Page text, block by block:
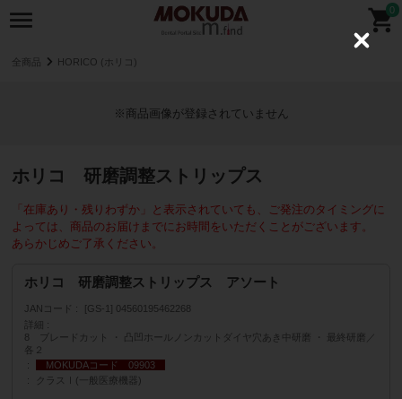
0
全商品 HORICO (ホリコ)
※商品画像が登録されていません
ホリコ 研磨調整ストリップス
「在庫あり・残りわずか」と表示されていても、ご発注のタイミングに
よっては、商品のお届けまでにお時間をいただくことがございます。
あらかじめご了承ください。
ホリコ 研磨調整ストリップス アソート
JANコード
[GS-1] 04560195462268
詳細
8 ブレードカット ・ 凸凹ホールノンカットダイヤ穴あき中研磨 ・ 最終研磨／
各２
MOKUDAコード 09903
クラスⅠ(一般医療機器)
C